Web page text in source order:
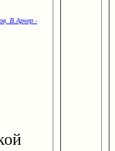
В.Арчер -